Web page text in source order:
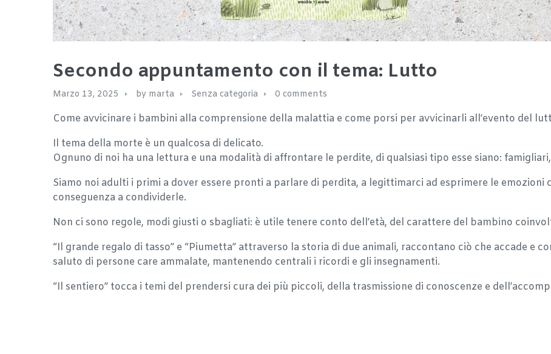
Secondo appuntamento con il tema: Lutto
Marzo 13, 2025 by marta Senza categoria 0 comments
Come avvicinare i bambini alla comprensione della malattia e come porsi per avvicinarli all’evento del
Il tema della morte è un qualcosa di delicato.
Ognuno di noi ha una lettura e una modalità di affrontare le perdite, di qualsiasi tipo esse siano:
Siamo noi adulti i primi a dover essere pronti a parlare di perdita, a legittimarci ad esprimere le emozioni
conseguenza a condividerle.
Non ci sono regole, modi giusti o sbagliati: è utile tenere conto dell’età, del carattere del bambino
“Il grande regalo di tasso” e “Piumetta” attraverso la storia di due animali, raccontano ciò che accade e
saluto di persone care ammalate, mantenendo centrali i ricordi e gli insegnamenti.
“Il sentiero” tocca i temi del prendersi cura dei più piccoli, della trasmissione di conoscenze e